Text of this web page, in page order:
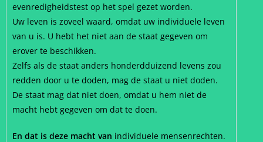
evenredigheidstest op het spel gezet worden.
Uw leven is zoveel waard, omdat uw individuele leven
van u is. U hebt het niet aan de staat gegeven om
erover te beschikken.
Zelfs als de staat anders honderdduizend levens zou
redden door u te doden, mag de staat u niet doden.
De staat mag dat niet doen, omdat u hem niet de
macht hebt gegeven om dat te doen.
En dat is deze macht van individuele mensenrechten.